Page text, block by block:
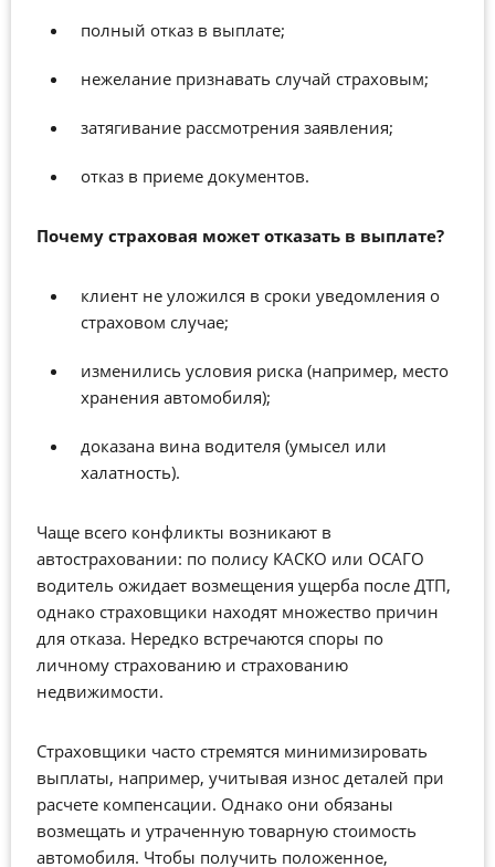
полный отказ в выплате;
нежелание признавать случай страховым;
затягивание рассмотрения заявления;
отказ в приеме документов.
Почему страховая может отказать в выплате?
клиент не уложился в сроки уведомления о
страховом случае;
изменились условия риска (например, место
хранения автомобиля);
доказана вина водителя (умысел или
халатность).
Чаще всего конфликты возникают в
автостраховании: по полису КАСКО или ОСАГО
водитель ожидает возмещения ущерба после ДТП,
однако страховщики находят множество причин
для отказа. Нередко встречаются споры по
личному страхованию и страхованию
недвижимости.
Страховщики часто стремятся минимизировать
выплаты, например, учитывая износ деталей при
расчете компенсации. Однако они обязаны
возмещать и утраченную товарную стоимость
автомобиля. Чтобы получить положенное,